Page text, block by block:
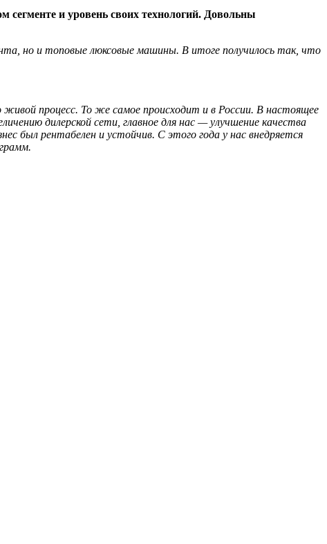
и уровень своих технологий. Довольны
но и топовые люксовые машины. В итоге получилось так, что
процесс. То же самое происходит и в России. В настоящее
дилерской сети, главное для нас — улучшение качества
был рентабелен и устойчив. С этого года у нас внедряется